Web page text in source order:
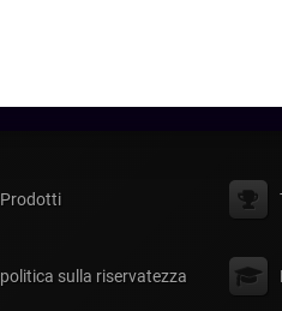
Prodotti
politica sulla riservatezza